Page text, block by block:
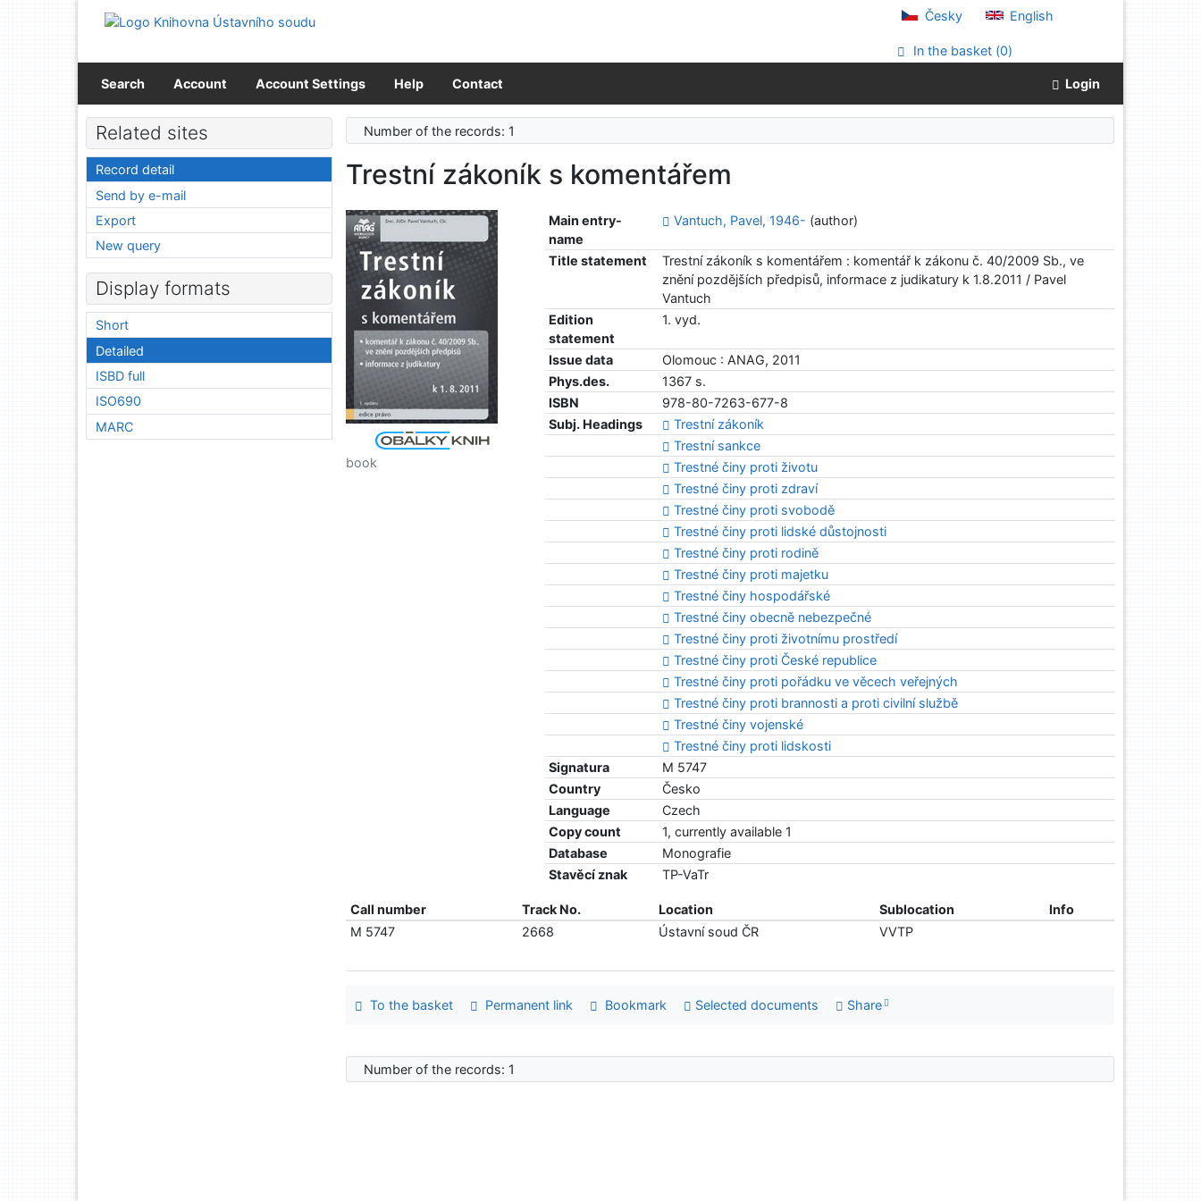
Go to menu
Česky English
In the basket (0)
Search Account Account Settings Help Contact Login
Number of the records: 1
Trestní zákoník s komentářem
Main entry-
name
Vantuch, Pavel, 1946- (author)
Title statement
Trestní zákoník s komentářem : komentář k zákonu č. 40/2009 Sb., ve
znění pozdějších předpisů, informace z judikatury k 1.8.2011 / Pavel
Vantuch
Edition
statement
1. vyd.
Issue data
Olomouc : ANAG, 2011
Phys.des.
1367 s.
ISBN
978-80-7263-677-8
Subj. Headings
Trestní zákoník
Trestní sankce
Trestné činy proti životu
Trestné činy proti zdraví
Trestné činy proti svobodě
Trestné činy proti lidské důstojnosti
Trestné činy proti rodině
Trestné činy proti majetku
Trestné činy hospodářské
Trestné činy obecně nebezpečné
Trestné činy proti životnímu prostředí
Trestné činy proti České republice
Trestné činy proti pořádku ve věcech veřejných
Trestné činy proti brannosti a proti civilní službě
Trestné činy vojenské
Trestné činy proti lidskosti
Signatura
M 5747
Country
Česko
Language
Czech
Copy count
1, currently available 1
Database
Monografie
Stavěcí znak
TP-VaTr
book
Call number Track No. Location Sublocation
Info
M 5747
2668 Ústavní soud ČR VVTP
To the basket Permanent link Bookmark Selected documents Share
Number of the records: 1
Related sites
Record detail
Send by e-mail
Export
New query
Display formats
Short
Detailed
ISBD full
ISO690
MARC